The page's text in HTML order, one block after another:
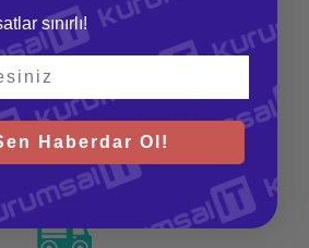
Güvenli Alışveriş
256 bit SSL sertifikası
sınırlı!
Haberdar Ol!